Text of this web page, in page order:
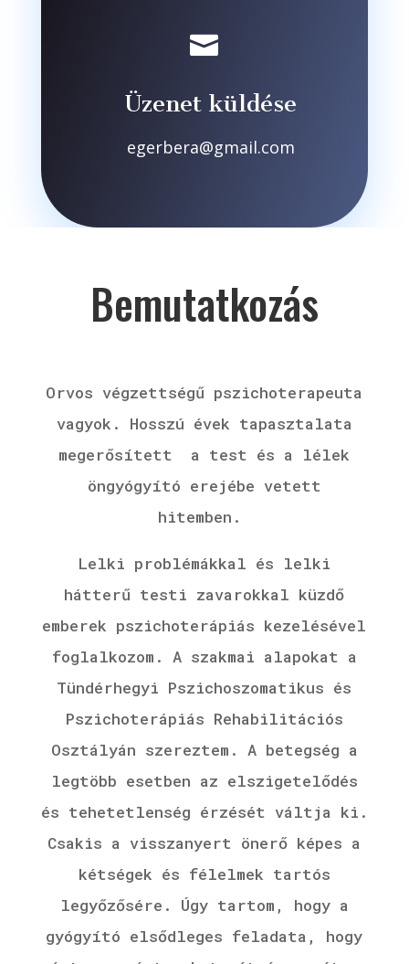

Üzenet küldése
egerbera@gmail.com
Bemutatkozás
Orvos végzettségű pszichoterapeuta
vagyok. Hosszú évek tapasztalata
megerősített a test és a lélek
öngyógyító erejébe vetett
hitemben.
Lelki problémákkal és lelki
hátterű testi zavarokkal küzdő
emberek pszichoterápiás kezelésével
foglalkozom. A szakmai alapokat a
Tündérhegyi Pszichoszomatikus és
Pszichoterápiás Rehabilitációs
Osztályán szereztem. A betegség a
legtöbb esetben az elszigetelődés
és tehetetlenség érzését váltja ki.
Csakis a visszanyert önerő képes a
kétségek és félelmek tartós
legyőzősére. Úgy tartom, hogy a
gyógyító elsődleges feladata, hogy